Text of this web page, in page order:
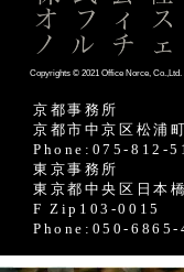
Copyrights © 2021 Office Norce,
京都事務所
京都市中京区松
Phone:075-812-
東京事務所
東京都中央区日本
F Zip103-0015
Phone:050-